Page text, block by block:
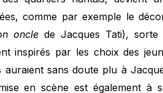
comme par exemple le
oncle de Jacques Tati),
inspirés par les choix des
auraient sans doute plu à
en scène est également à